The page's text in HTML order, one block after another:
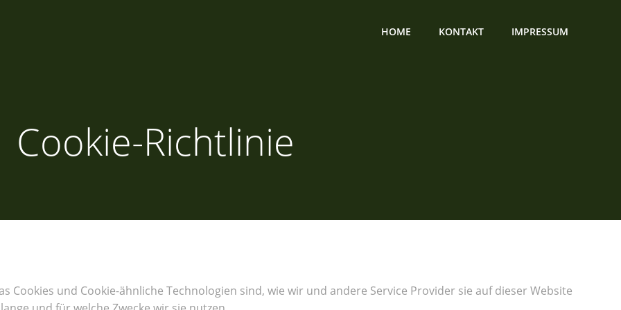
HOME KONTAKT IMPRESSUM
Cookie-Richtlinie
Cookies und Cookie-ähnliche Technologien sind, wie wir und andere Service Provider sie auf dieser Website